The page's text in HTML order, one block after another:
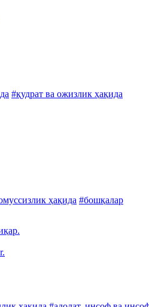
#қудрат ва ожизлик ҳақида
ҳақида #бошқалар